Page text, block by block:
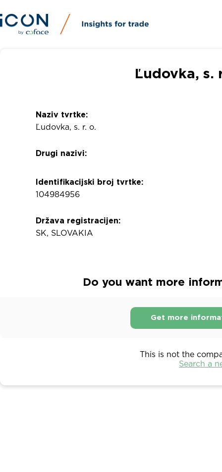
Ľudovka, s.
Naziv tvrtke:
Ľudovka, s. r. o.
Drugi nazivi:
Identifikacijski broj tvrtke:
104984956
Država registracijen:
SK, SLOVAKIA
Do you want more
Get more
This is not the
Search a